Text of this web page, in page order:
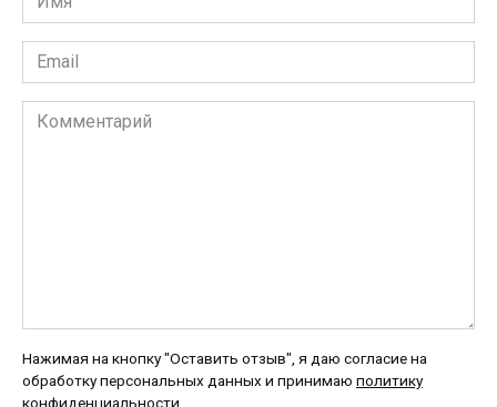
*
Email
*
Комментарий
Нажимая на кнопку "Оставить отзыв", я даю согласие на
обработку персональных данных и принимаю политику
конфиденциальности